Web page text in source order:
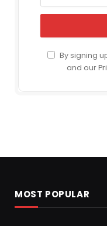
By signing
and our
MOST POPULAR